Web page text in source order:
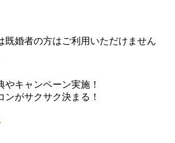
既婚者の方はご利用いただけません
やキャンペーン実施！
ンがサクサク決まる！